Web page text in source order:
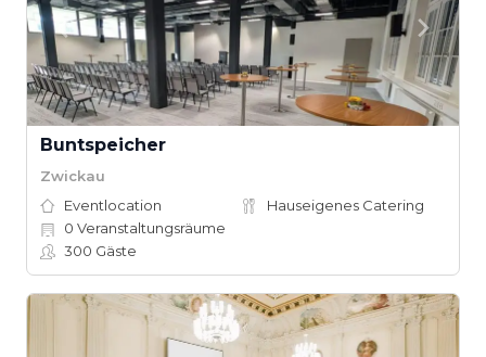
Buntspeicher
Zwickau
Eventlocation
Hauseigenes Catering
0 Veranstaltungsräume
300 Gäste